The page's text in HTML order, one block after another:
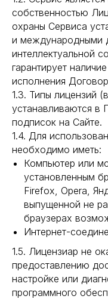
собственностью
охраны Сервиса
и международными
интеллектуальной
гарантирует
исполнения
1.3. Типы лицензий
устанавливаются в
подписок на Сайте.
1.4. Для
необходимо иметь:
Компьютер или
установленным
Firefox, Opera,
выпущенной не
браузерах
Интернет-
1.5. Лицензиар не
предоставлению
настройке или
программного